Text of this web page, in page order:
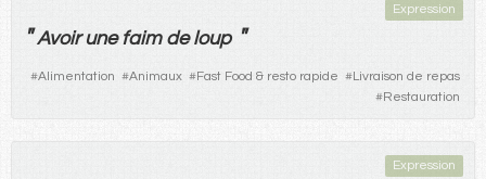
Expression
" Avoir une faim de loup "
#Alimentation #Animaux #Fast Food & resto rapide #Livraison de repas
#Restauration
Expression